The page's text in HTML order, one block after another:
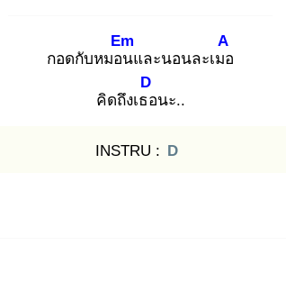
กอดกับหมอน
Em
และนอนละเมอ
A
คิดถึงเธอ
D
นะ..
INSTRU : D